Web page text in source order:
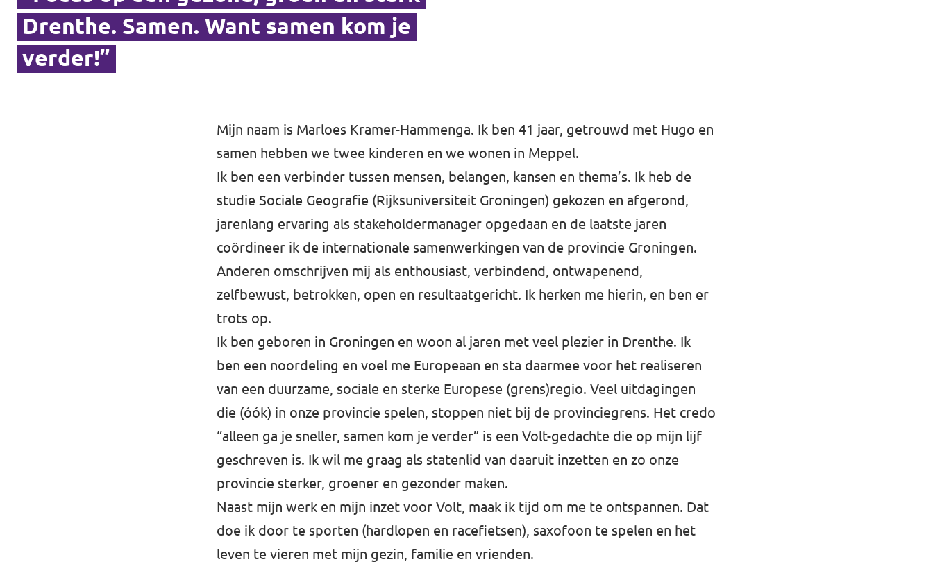
Werken bij Volt
Contact
Drenthe. Samen. Want samen kom je
verder!”
Mijn naam is Marloes Kramer-Hammenga. Ik ben 41 jaar, getrouwd met Hugo en
samen hebben we twee kinderen en we wonen in Meppel.
Ik ben een verbinder tussen mensen, belangen, kansen en thema’s. Ik heb de
studie Sociale Geografie (Rijksuniversiteit Groningen) gekozen en afgerond,
jarenlang ervaring als stakeholdermanager opgedaan en de laatste jaren
coördineer ik de internationale samenwerkingen van de provincie Groningen.
Anderen omschrijven mij als enthousiast, verbindend, ontwapenend,
zelfbewust, betrokken, open en resultaatgericht. Ik herken me hierin, en ben er
trots op.
Ik ben geboren in Groningen en woon al jaren met veel plezier in Drenthe. Ik
ben een noordeling en voel me Europeaan en sta daarmee voor het realiseren
van een duurzame, sociale en sterke Europese (grens)regio. Veel uitdagingen
die (óók) in onze provincie spelen, stoppen niet bij de provinciegrens. Het credo
“alleen ga je sneller, samen kom je verder” is een Volt-gedachte die op mijn lijf
geschreven is. Ik wil me graag als statenlid van daaruit inzetten en zo onze
provincie sterker, groener en gezonder maken.
Naast mijn werk en mijn inzet voor Volt, maak ik tijd om me te ontspannen. Dat
doe ik door te sporten (hardlopen en racefietsen), saxofoon te spelen en het
leven te vieren met mijn gezin, familie en vrienden.